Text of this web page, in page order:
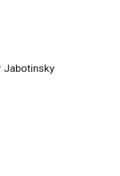
Jabotinsky